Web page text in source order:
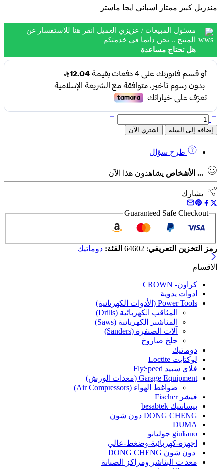
مندريل كبير ممتاز اسباني ايجا ماستر
مسئول المبيعات / عزيزي العميل انقر هنا للاستفسار عن
المنتج .. نحن دائما في خدمتكم
هل تحتاج مساعدة
كمية
مندريل كبير ممتاز اسباني ايجا ماستر
إضافة إلى السلة اشتري الآن
طرح سؤال
... الأشخاص يشاهدون هذا الآن
يشارك
Guaranteed Safe Checkout
رمز التخزين التعريفي: 64602 الفئة: دوماتيك
الاقسام
كراون- CROWN
ادوات يدوية
Power Tools (الأدوات الكهربائية)
المثاقب الكهربائية (Drills)
المناشير الكهربائية (Saws)
آلات الصنفرة (Sanders)
جلخ صاروخ
دوماتيك
لوكتايت Loctite
فلاي سبيد FlySpeed
Garage Equipment (معدات الورش)
ضواغط الهواء (Air Compressors)
فيشر Fischer
بيسانتيك besabtek
DONG CHENG دون شون
DUMA
giuliano جوليانو
اجهزة-كهربائية-وضغط-عالي
دون شون DONG CHENG
معدات البناشر ومراكز الصيانة